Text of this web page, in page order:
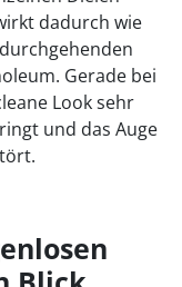
dadurch wie
Gerade bei
Look sehr
und das Auge